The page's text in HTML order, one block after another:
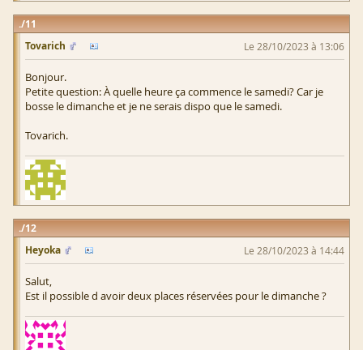
11
Tovarich
Le 28/10/2023 à 13:06
Bonjour.
Petite question: À quelle heure ça commence le samedi? Car je
bosse le dimanche et je ne serais dispo que le samedi.
Tovarich.
12
Heyoka
Le 28/10/2023 à 14:44
Salut,
Est il possible d avoir deux places réservées pour le dimanche ?